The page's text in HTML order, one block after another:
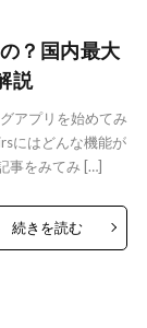
？国内最大
説
アプリを始めてみ
にはどんな機能が
事をみてみ […]
続きを読む